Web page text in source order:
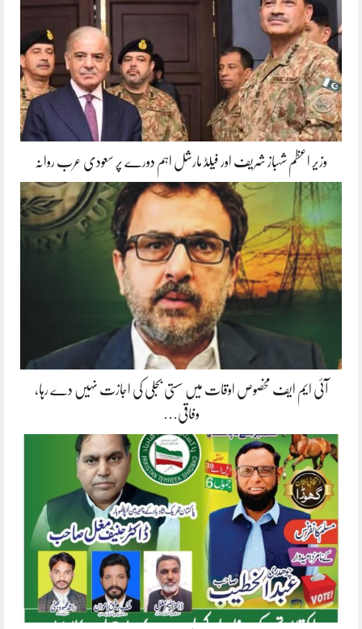
وزیر اعظم شہباز شریف اور فیلڈ مارشل اہم دورے پر سعودی عرب روانہ
آئی ایم ایف مخصوص اوقات میں سستی بجلی کی اجازت نہیں دے رہا،
وفاقی…